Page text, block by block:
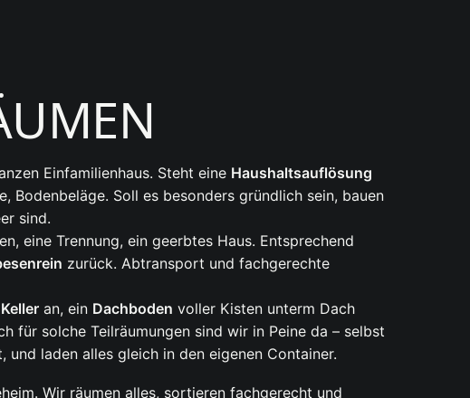
Einfamilienhaus. Steht eine Haushaltsauflösung
Bodenbeläge. Soll es besonders gründlich sein, bauen
sind.
eine Trennung, ein geerbtes Haus. Entsprechend
zurück. Abtransport und fachgerechte
Keller an, ein Dachboden voller Kisten unterm Dach
für solche Teilräumungen sind wir in Peine da – selbst
laden alles gleich in den eigenen Container.
Wir räumen alles, sortieren fachgerecht und